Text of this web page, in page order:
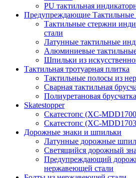
PU тактильная
Предупреждающие
Тактильные стержни
стали
Латунные тактильные
Алюминиевые
Шпильки из
Тактильная тротуарная плитка
Тактильные полосы из
Сварная тактильная
Полиуретановая брусчатка
Skatestopper
Скатестопс (XC-
Скатестопс (XC-
Дорожные знаки и шпильки
Латунные дорожные
Светящийся дорожный
Предупреждающий
нержавеющей стали